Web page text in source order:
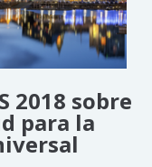
2018 sobre
para la